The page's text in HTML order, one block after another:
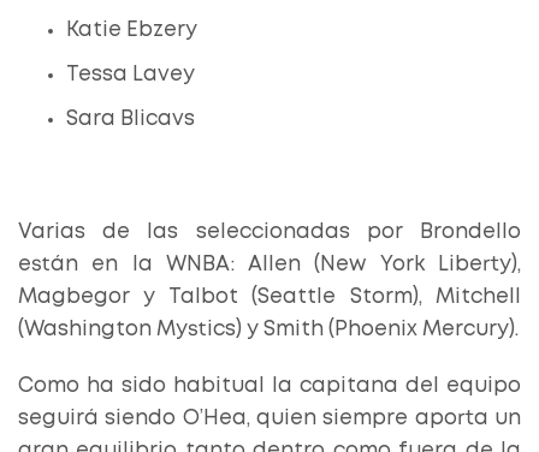
Katie Ebzery
Tessa Lavey
Sara Blicavs
Varias de las seleccionadas por Brondello
están en la WNBA: Allen (New York Liberty),
Magbegor y Talbot (Seattle Storm), Mitchell
(Washington Mystics) y Smith (Phoenix Mercury).
Como ha sido habitual la capitana del equipo
seguirá siendo O’Hea, quien siempre aporta un